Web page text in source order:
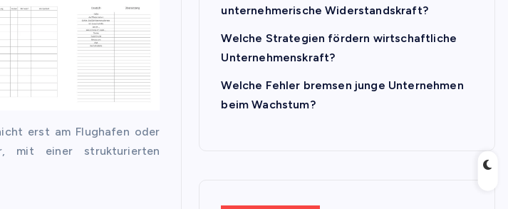
erst am Flughafen oder
mit einer strukturierten
unternehmerische Widerstandskraft?
Welche Strategien fördern wirtschaftliche
Unternehmenskraft?
Welche Fehler bremsen junge Unternehmen
beim Wachstum?